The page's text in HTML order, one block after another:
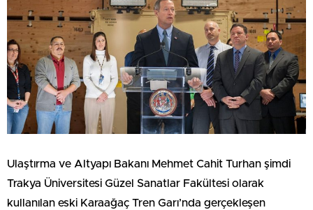
Ulaştırma ve Altyapı Bakanı Mehmet Cahit Turhan şimdi
Trakya Üniversitesi Güzel Sanatlar Fakültesi olarak
kullanılan eski Karaağaç Tren Garı’nda gerçekleşen